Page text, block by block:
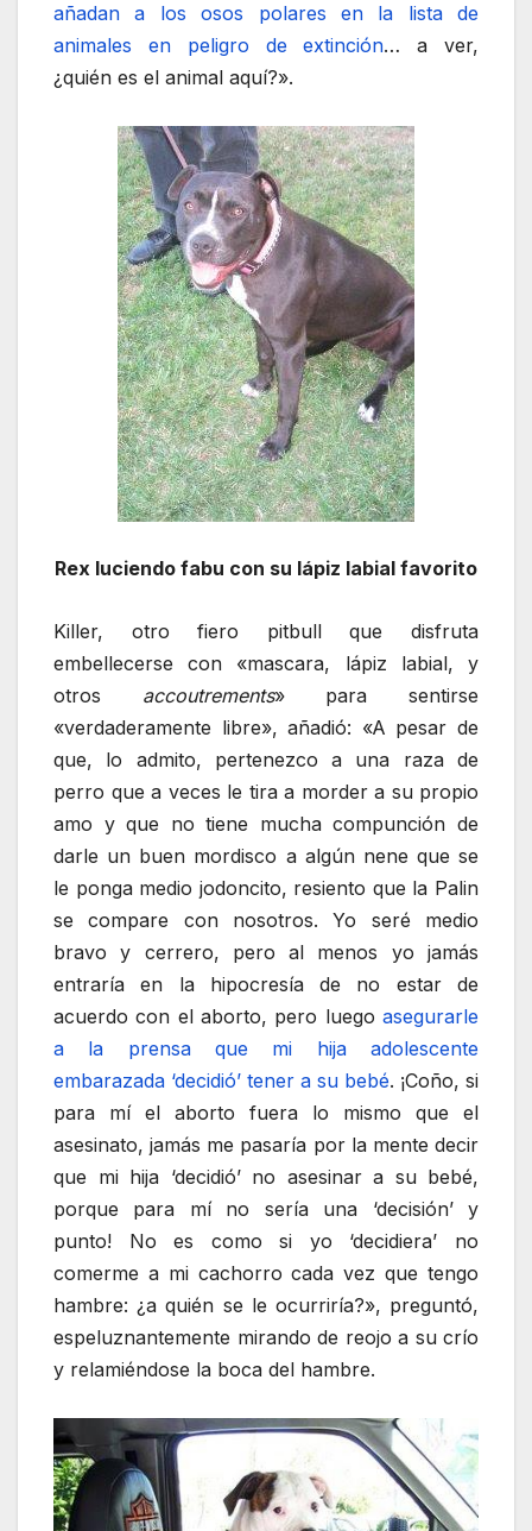
añadan a los osos polares en la lista de
animales en peligro de extinción… a ver,
¿quién es el animal aquí?».
Rex luciendo fabu con su lápiz labial favorito
Killer, otro fiero pitbull que disfruta
embellecerse con «mascara, lápiz labial, y
otros accoutrements» para sentirse
«verdaderamente libre», añadió: «A pesar de
que, lo admito, pertenezco a una raza de
perro que a veces le tira a morder a su propio
amo y que no tiene mucha compunción de
darle un buen mordisco a algún nene que se
le ponga medio jodoncito, resiento que la Palin
se compare con nosotros. Yo seré medio
bravo y cerrero, pero al menos yo jamás
entraría en la hipocresía de no estar de
acuerdo con el aborto, pero luego asegurarle
a la prensa que mi hija adolescente
embarazada ‘decidió’ tener a su bebé. ¡Coño, si
para mí el aborto fuera lo mismo que el
asesinato, jamás me pasaría por la mente decir
que mi hija ‘decidió’ no asesinar a su bebé,
porque para mí no sería una ‘decisión’ y
punto! No es como si yo ‘decidiera’ no
comerme a mi cachorro cada vez que tengo
hambre: ¿a quién se le ocurriría?», preguntó,
espeluznantemente mirando de reojo a su crío
y relamiéndose la boca del hambre.